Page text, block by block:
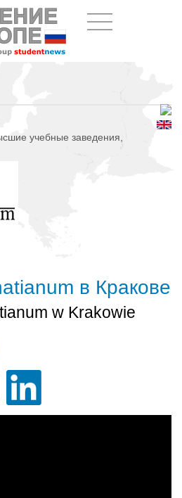
учебные заведения,
в Кракове
w Krakowie